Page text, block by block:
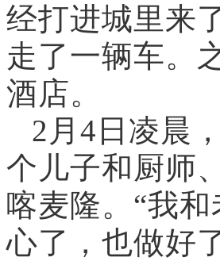
经打进城里来
走了一辆车。
酒店。
2月4日凌晨
个儿子和厨师
喀麦隆。“我
心了，也做好